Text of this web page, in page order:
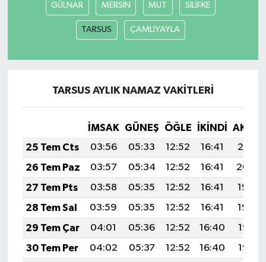
GÜLNAR MERSİN MUT SİLİFKE
TARSUS ÇAMLIYAYLA
TARSUS AYLIK NAMAZ VAKITLERI
İMSAK GÜNEŞ ÖĞLE İKINDI
25 Tem Cts
03:56 05:33 12:52 16:41
20:01
26 Tem Paz
03:57 05:34 12:52 16:41
20:00
27 Tem Pts
03:58 05:35 12:52 16:41
19:59
28 Tem Sal
03:59 05:35 12:52 16:41
19:59
29 Tem Çar
04:01 05:36 12:52 16:40
19:58
30 Tem Per
04:02 05:37 12:52 16:40
19:57